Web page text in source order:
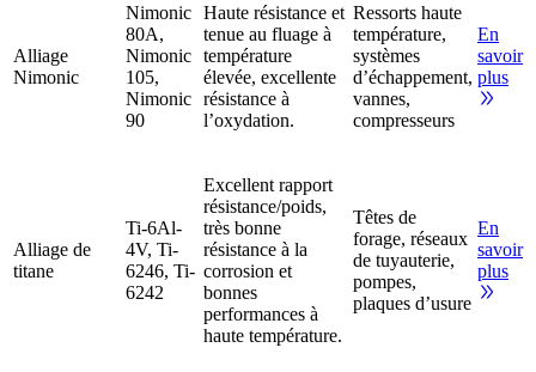
Alliage
Nimonic
Nimonic
80A,
Nimonic
105,
Nimonic
90
Haute résistance et
tenue au fluage à
température
élevée, excellente
résistance à
l’oxydation.
Ressorts haute
température,
systèmes
d’échappement,
vannes,
compresseurs
En
savoir
plus
Alliage de
titane
Ti-6Al-
4V, Ti-
6246, Ti-
6242
Excellent rapport
résistance/poids,
très bonne
résistance à la
corrosion et
bonnes
performances à
haute température.
Têtes de
forage, réseaux
de tuyauterie,
pompes,
plaques d’usure
En
savoir
plus